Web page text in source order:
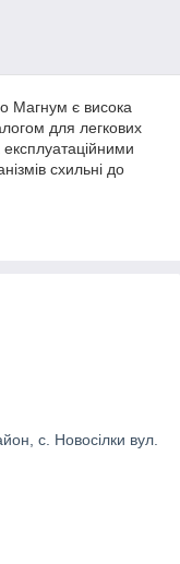
Магнум є висока
для легкових
схильні до
виробників.
вантажівку
Магнум» став
з причин.
внаслідок
с. Новосілки вул.